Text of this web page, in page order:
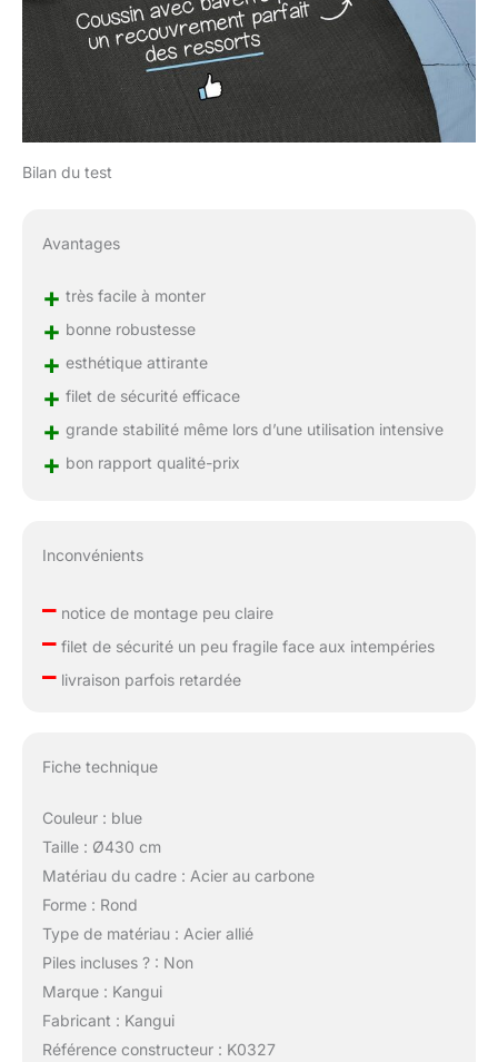
Bilan du test
Avantages
+ très facile à monter
+ bonne robustesse
+ esthétique attirante
+ filet de sécurité efficace
+ grande stabilité même lors d’une utilisation intensive
+ bon rapport qualité-prix
Inconvénients
–notice de montage peu claire
–filet de sécurité un peu fragile face aux intempéries
–livraison parfois retardée
Fiche technique
Couleur : blue
Taille : Ø430 cm
Matériau du cadre : Acier au carbone
Forme : Rond
Type de matériau : Acier allié
Piles incluses ? : Non
Marque : Kangui
Fabricant : Kangui
Référence constructeur : K0327